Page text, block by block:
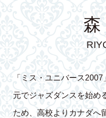
森
「ミス・ユニバース
元でジャズダンスを始め
ため、高校よりカナダへ